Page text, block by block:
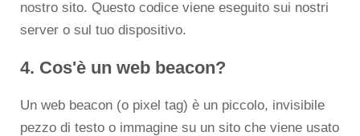
nostro sito. Questo codice viene eseguito sui nostri
server o sul tuo dispositivo.
4. Cos'è un web beacon?
Un web beacon (o pixel tag) è un piccolo, invisibile
pezzo di testo o immagine su un sito che viene usato